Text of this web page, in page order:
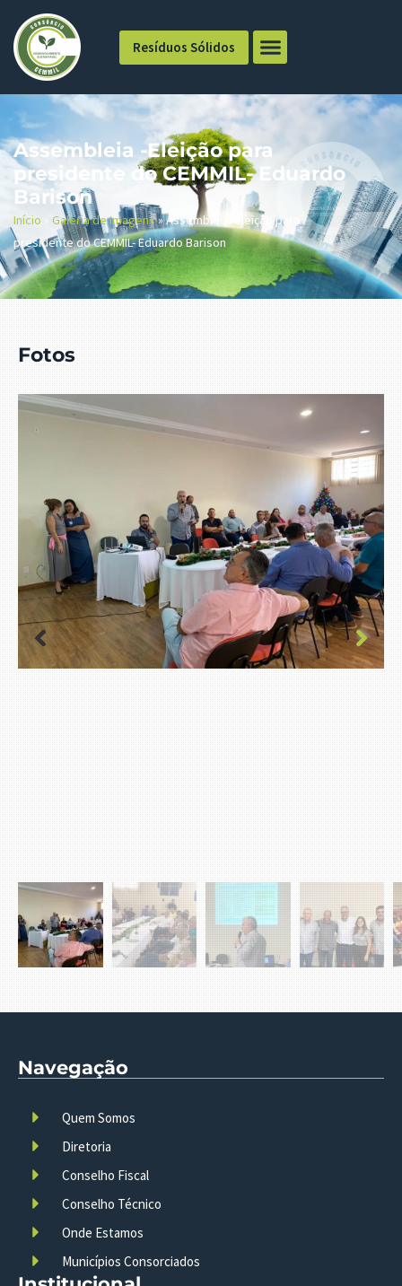
Resíduos Sólidos
Assembleia -Eleição para
presidente do CEMMIL- Eduardo
Barison
Início Galeria de Imagens»Assembleia -Eleição para
presidente do CEMMIL- Eduardo Barison
Fotos
Navegação
Quem Somos
Diretoria
Conselho Fiscal
Conselho Técnico
Onde Estamos
Municípios Consorciados